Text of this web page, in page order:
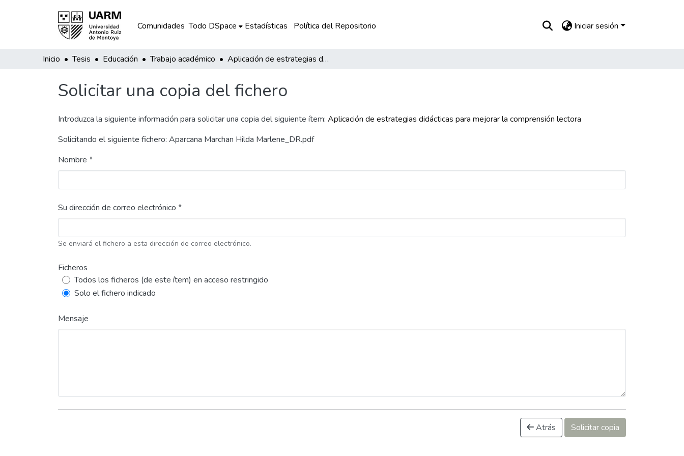
Comunidades Todo DSpace Estadísticas Política del Repositorio Iniciar sesión
Inicio Tesis Educación Trabajo académico Aplicación de estrategias didácticas para mejorar la comprensión lectora
Solicitar una copia del fichero
Introduzca la siguiente información para solicitar una copia del siguiente ítem: Aplicación de estrategias didácticas para mejorar la comprensión lectora
Solicitando el siguiente fichero: Aparcana Marchan Hilda Marlene_DR.pdf
Nombre *
Su dirección de correo electrónico *
Se enviará el fichero a esta dirección de correo electrónico.
Ficheros
Todos los ficheros (de este ítem) en acceso restringido
Solo el fichero indicado
Mensaje
Atrás Solicitar copia